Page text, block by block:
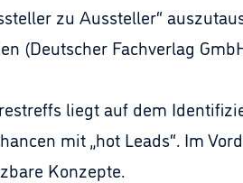
zu Aussteller“
(Deutscher Fachverlag
liegt auf dem
mit „hot Leads“. Im
Konzepte.